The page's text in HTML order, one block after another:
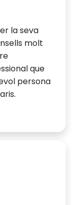
la seva
molt
que
persona